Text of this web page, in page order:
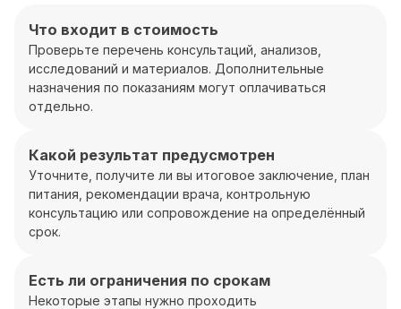
Что входит в стоимость
Проверьте перечень консультаций, анализов,
исследований и материалов. Дополнительные
назначения по показаниям могут оплачиваться
отдельно.
Какой результат предусмотрен
Уточните, получите ли вы итоговое заключение, план
питания, рекомендации врача, контрольную
консультацию или сопровождение на определённый
срок.
Есть ли ограничения по срокам
Некоторые этапы нужно проходить